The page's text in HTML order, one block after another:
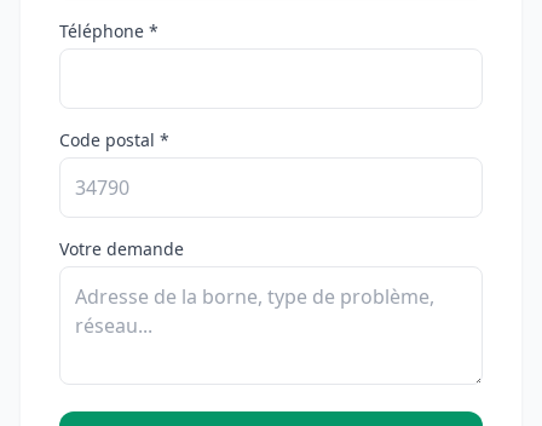
Téléphone *
Code postal *
Votre demande